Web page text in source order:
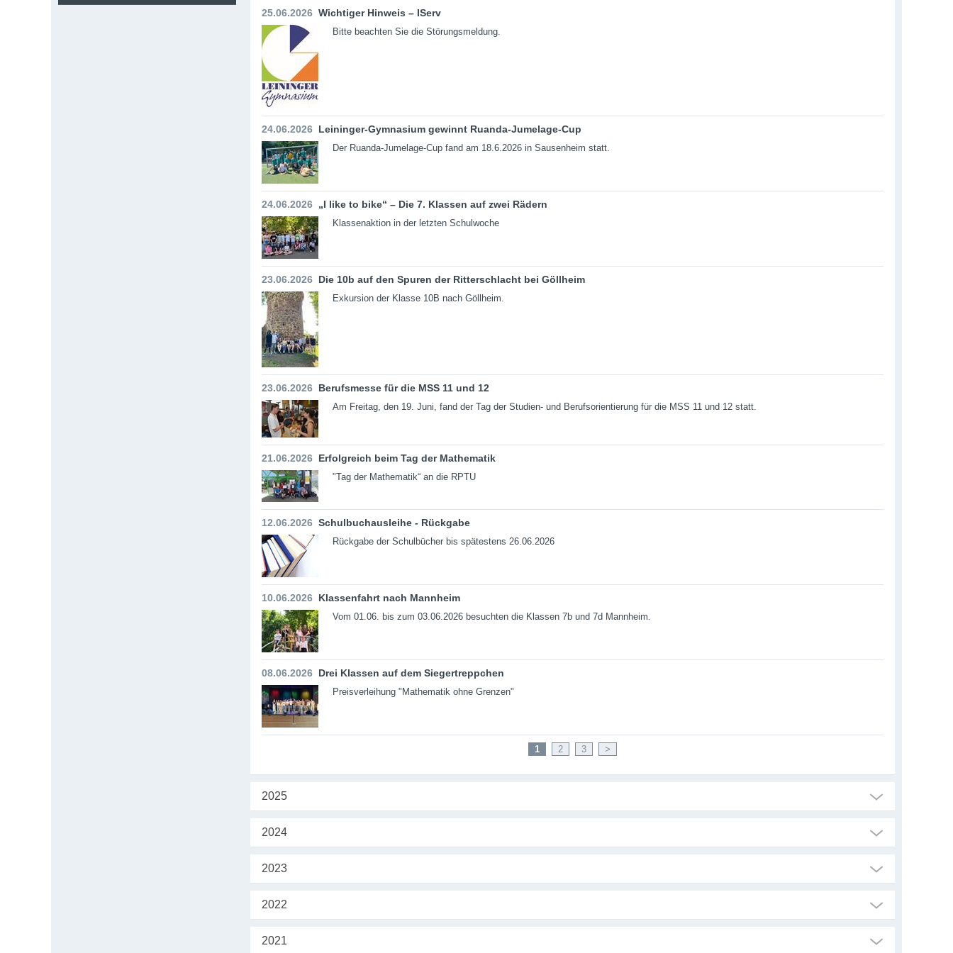
25.06.2026 Wichtiger Hinweis – IServ
Bitte beachten Sie die Störungsmeldung.
24.06.2026 Leininger-Gymnasium gewinnt Ruanda-Jumelage-Cup
Der Ruanda-Jumelage-Cup fand am 18.6.2026 in Sausenheim statt.
24.06.2026 „I like to bike“ – Die 7. Klassen auf zwei Rädern
Klassenaktion in der letzten Schulwoche
23.06.2026 Die 10b auf den Spuren der Ritterschlacht bei Göllheim
Exkursion der Klasse 10B nach Göllheim.
23.06.2026 Berufsmesse für die MSS 11 und 12
Am Freitag, den 19. Juni, fand der Tag der Studien- und Berufsorientierung für die MSS 11 und 12 statt.
21.06.2026 Erfolgreich beim Tag der Mathematik
"Tag der Mathematik“ an die RPTU
12.06.2026 Schulbuchausleihe - Rückgabe
Rückgabe der Schulbücher bis spätestens 26.06.2026
10.06.2026 Klassenfahrt nach Mannheim
Vom 01.06. bis zum 03.06.2026 besuchten die Klassen 7b und 7d Mannheim.
08.06.2026 Drei Klassen auf dem Siegertreppchen
Preisverleihung "Mathematik ohne Grenzen"
1 2 3 >
2025
2024
2023
2022
2021